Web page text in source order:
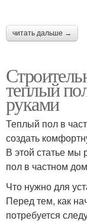
читать дальше →
теплый
руками
Теплый пол в
создать
В этой статье мы
пол в частном
Что нужно для
Перед тем, как
потребуется